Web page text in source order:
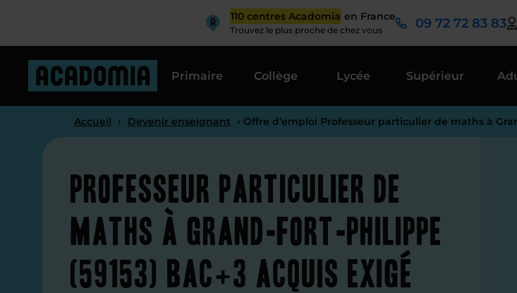
110 centres Acadomia en France
Trouvez le plus proche de chez vous 09 72 72 83 83
Primaire Collège Lycée Supérieur
Accueil › Devenir enseignant › Offre d’emploi Professeur particulier de maths à
Professeur particulier de
maths à Grand-Fort-Philippe
(59153) Bac+3 acquis exigé